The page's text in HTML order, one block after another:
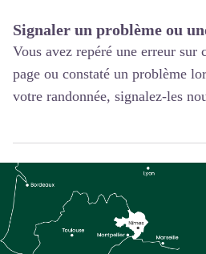
Signaler un problème ou
Vous avez repéré une erreur sur
page ou constaté un problème
votre randonnée, signalez-les